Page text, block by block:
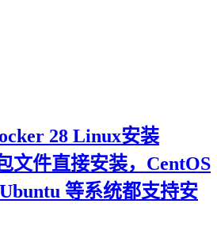
28 Linux安装
文件直接安装，CentOS
等系统都支持安